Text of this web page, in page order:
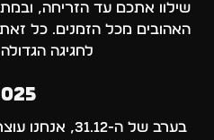
שילוו אתכם עד הזריחה,
האהובים מכל הזמנים. כל זאת
לחגיגה
בערב של ה-